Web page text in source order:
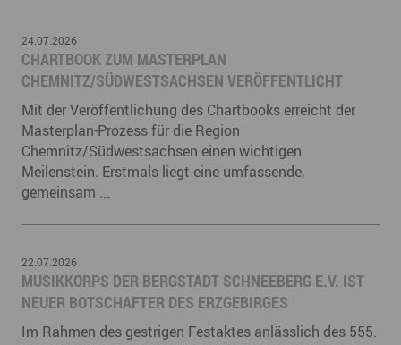
24.07.2026
CHARTBOOK ZUM MASTERPLAN
CHEMNITZ/SÜDWESTSACHSEN VERÖFFENTLICHT
Mit der Veröffentlichung des Chartbooks erreicht der
Masterplan-Prozess für die Region
Chemnitz/Südwestsachsen einen wichtigen
Meilenstein. Erstmals liegt eine umfassende,
gemeinsam ...
22.07.2026
MUSIKKORPS DER BERGSTADT SCHNEEBERG E.V. IST
NEUER BOTSCHAFTER DES ERZGEBIRGES
Im Rahmen des gestrigen Festaktes anlässlich des 555.